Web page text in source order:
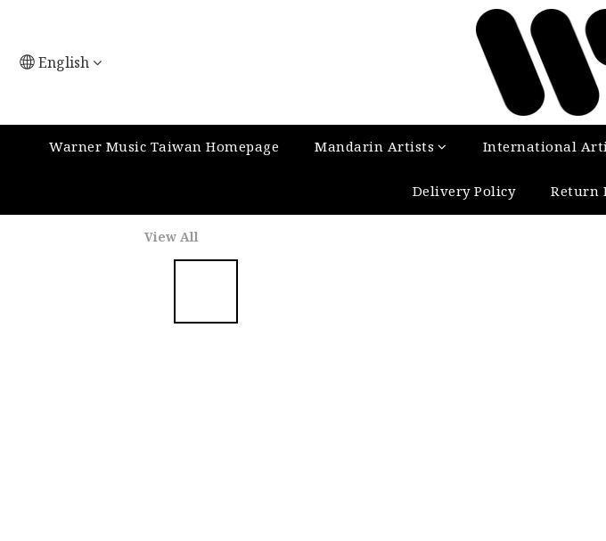
English
Warner Music Taiwan Homepage Mandarin Artists International
Delivery Policy Return
View All